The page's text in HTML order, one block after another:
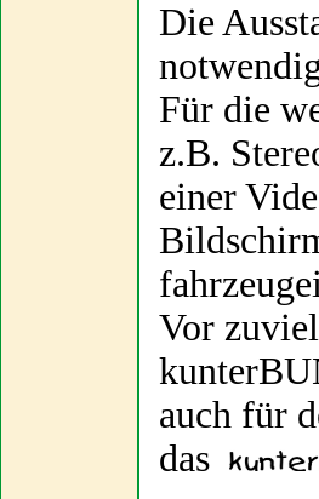
Die
Für die
z.B.
einer
Vor
auch für
das